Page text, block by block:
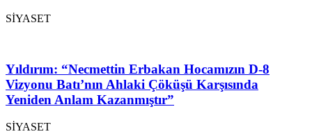
SİYASET
Yıldırım: “Necmettin Erbakan Hocamızın D-8
Vizyonu Batı’nın Ahlaki Çöküşü Karşısında
Yeniden Anlam Kazanmıştır”
SİYASET